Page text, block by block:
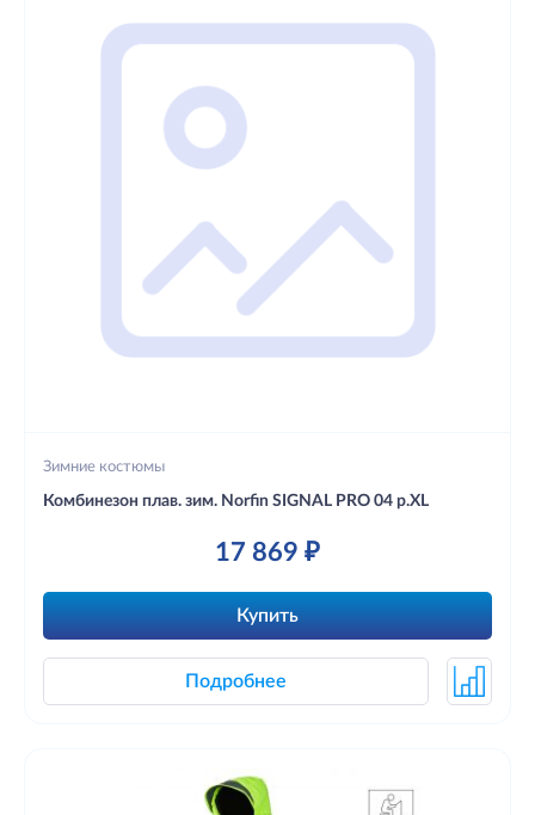
Зимние костюмы
Комбинезон плав. зим. Norfin SIGNAL PRO 04 р.XL
17 869 ₽
Купить
Подробнее